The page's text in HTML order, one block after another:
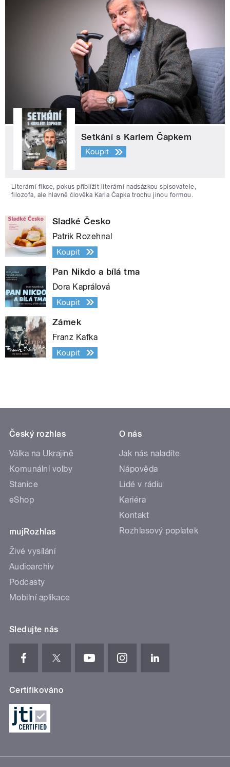
Setkání s Karlem Čapkem
Koupit
Literární fikce, pokus přiblížit literární nadsázkou spisovatele,
filozofa, ale hlavně člověka Karla Čapka trochu jinou formou.
Sladké Česko
Patrik Rozehnal
Koupit
Pan Nikdo a bílá tma
Dora Kaprálová
Koupit
Zámek
Franz Kafka
Koupit
Český rozhlas
Válka na Ukrajině
Komunální volby
Stanice
eShop
mujRozhlas
Živé vysílání
Audioarchiv
Podcasty
Mobilní aplikace
O nás
Jak nás naladíte
Nápověda
Lidé v rádiu
Kariéra
Kontakt
Rozhlasový poplatek
Sledujte nás
Certifikováno